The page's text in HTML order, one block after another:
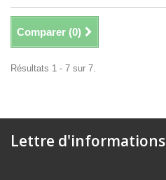
Comparer (0)
Résultats 1 - 7 sur 7.
Lettre d'informations